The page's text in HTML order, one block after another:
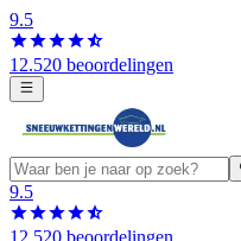
9.5
12.520 beoordelingen
9.5
12.520 beoordelingen